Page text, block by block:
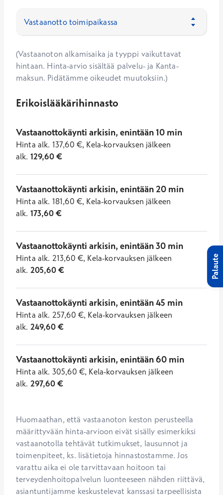
(Vastaanoton alkamisaika ja tyyppi vaikuttavat
hintaan. Hinta-arvio sisältää palvelu- ja Kanta-
maksun. Pidätämme oikeudet muutoksiin.)
Erikoislääkärihinnasto
Vastaanottokäynti arkisin, enintään 10 min
Hinta alk. 137,60 €, Kela-korvauksen jälkeen
alk. 129,60€
Vastaanottokäynti arkisin, enintään 20 min
Hinta alk. 181,60 €, Kela-korvauksen jälkeen
alk. 173,60€
Vastaanottokäynti arkisin, enintään 30 min
Hinta alk. 213,60 €, Kela-korvauksen jälkeen
alk. 205,60€
Vastaanottokäynti arkisin, enintään 45 min
Hinta alk. 257,60 €, Kela-korvauksen jälkeen
alk. 249,60€
Vastaanottokäynti arkisin, enintään 60 min
Hinta alk. 305,60 €, Kela-korvauksen jälkeen
alk. 297,60€
Huomaathan, että vastaanoton keston perusteella
määrittyvään hinta-arvioon eivät sisälly esimerkiksi
vastaanotolla tehtävät tutkimukset, lausunnot ja
toimenpiteet, ks. lisätietoja hinnastostamme. Jos
varattu aika ei ole tarvittavaan hoitoon tai
terveydenhoitopalvelun luonteeseen nähden riittävä,
asiantuntijamme keskustelevat kanssasi tarpeellisista
Palaute